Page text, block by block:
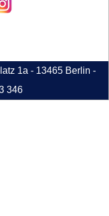
1a - 13465 Berlin -
346